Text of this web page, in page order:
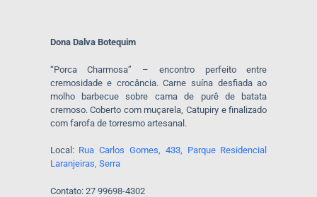
Dona Dalva Botequim
“Porca Charmosa” – encontro perfeito entre
cremosidade e crocância. Carne suína desfiada ao
molho barbecue sobre cama de purê de batata
cremoso. Coberto com muçarela, Catupiry e finalizado
com farofa de torresmo artesanal.
Local: Rua Carlos Gomes, 433, Parque Residencial
Laranjeiras, Serra
Contato: 27 99698-4302